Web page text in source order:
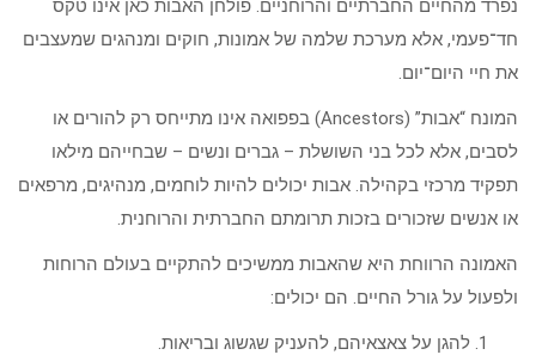
נפרד מהחיים החברתיים והרוחניים. פולחן האבות כאן אינו טקס
חד־פעמי, אלא מערכת שלמה של אמונות, חוקים ומנהגים שמעצבים
את חיי היום־יום.
המונח “אבות” (Ancestors) בפפואה אינו מתייחס רק להורים או
לסבים, אלא לכל בני השושלת – גברים ונשים – שבחייהם מילאו
תפקיד מרכזי בקהילה. אבות יכולים להיות לוחמים, מנהיגים, מרפאים
או אנשים שזכורים בזכות תרומתם החברתית והרוחנית.
האמונה הרווחת היא שהאבות ממשיכים להתקיים בעולם הרוחות
ולפעול על גורל החיים. הם יכולים:
להגן על צאצאיהם, להעניק שגשוג ובריאות.